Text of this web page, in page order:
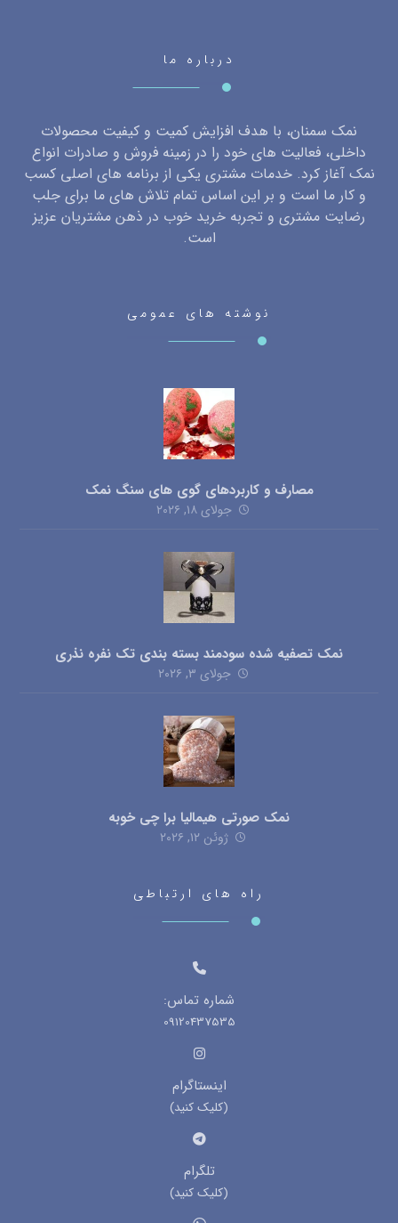
درباره ما
نمک سمنان، با هدف افزایش کمیت و کیفیت محصولات
داخلی، فعالیت های خود را در زمینه فروش و صادرات انواع
نمک آغاز کرد. خدمات مشتری یکی از برنامه های اصلی کسب
و کار ما است و بر این اساس تمام تلاش های ما برای جلب
رضایت مشتری و تجربه خرید خوب در ذهن مشتریان عزیز
است.
نوشته های عمومی
مصارف و کاربردهای گوی های سنگ نمک
جولای ۱۸, ۲۰۲۶
نمک تصفیه شده سودمند بسته بندی تک نفره نذری
جولای ۳, ۲۰۲۶
نمک صورتی هیمالیا برا چی خوبه
ژوئن ۱۲, ۲۰۲۶
راه های ارتباطی
شماره تماس:
09120437535
اینستاگرام
(کلیک کنید)
تلگرام
(کلیک کنید)